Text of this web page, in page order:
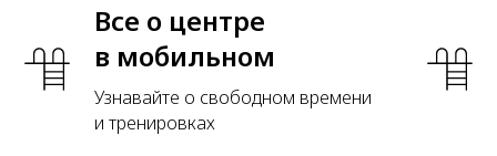
Все о центре
в мобильном
Узнавайте о свободном времени
и тренировках